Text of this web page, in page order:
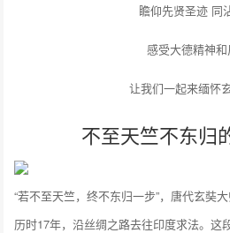
瞻仰先贤圣迹 同
感受大德精神和
让我们一起来缅怀
不至天竺不东归
“若不至天竺，终不东归一步”，唐代玄奘
历时17年，沿丝绸之路去往印度求法。这